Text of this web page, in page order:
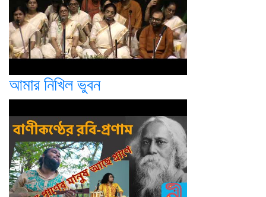
আমার নিখিল ভুবন